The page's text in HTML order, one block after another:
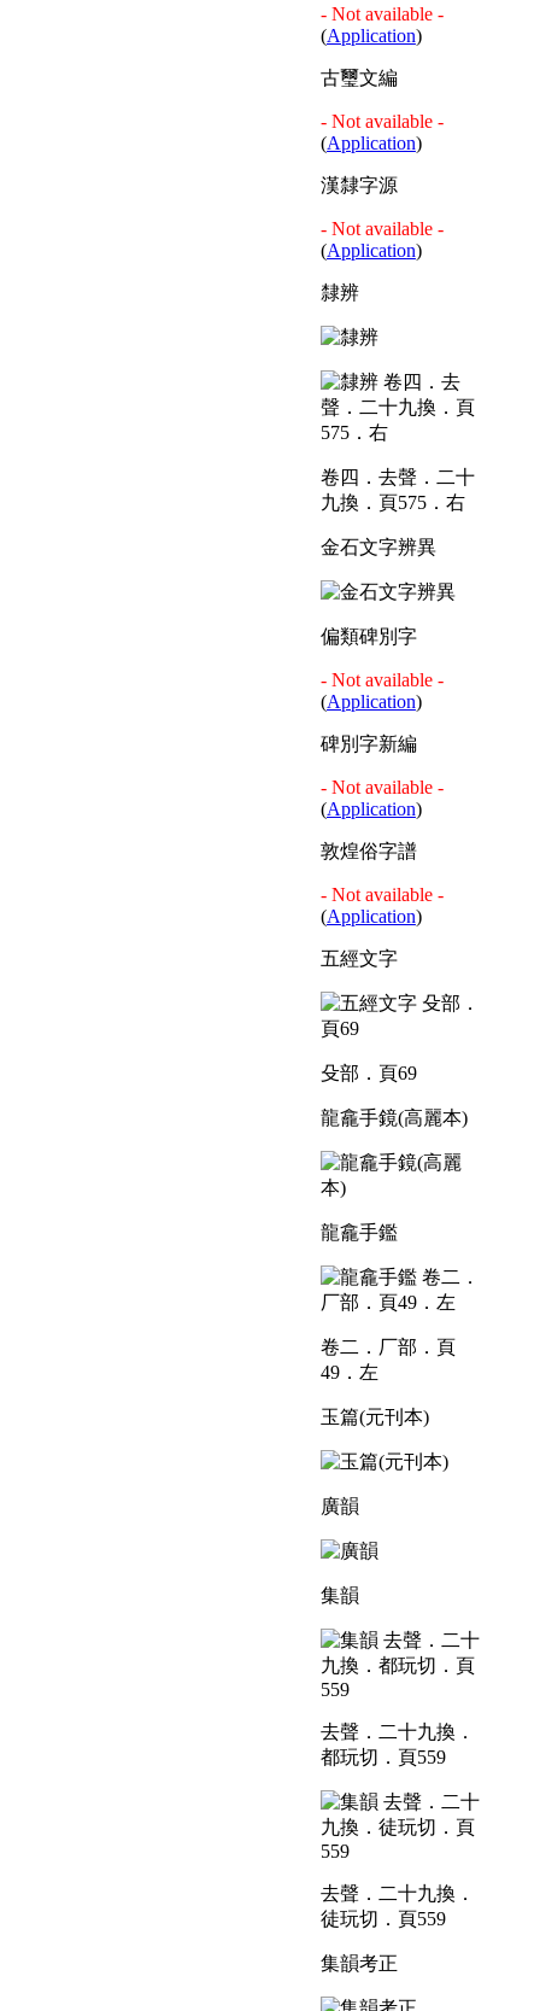
- Not available -
(Application)
古璽文編
- Not available -
(Application)
漢隸字源
- Not available -
(Application)
隸辨
卷四．去聲．二十
九換．頁575．右
金石文字辨異
偏類碑別字
- Not available -
(Application)
碑別字新編
- Not available -
(Application)
敦煌俗字譜
- Not available -
(Application)
五經文字
殳部．頁69
龍龕手鏡(高麗本)
龍龕手鑑
卷二．厂部．頁
49．左
玉篇(元刊本)
廣韻
集韻
去聲．二十九換．
都玩切．頁559
去聲．二十九換．
徒玩切．頁559
集韻考正